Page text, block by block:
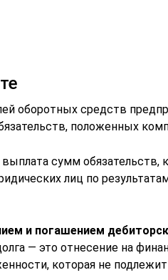
оборотных средств
положенных
сумм обязательств,
лиц по
и погашением
— это отнесение на
которая не